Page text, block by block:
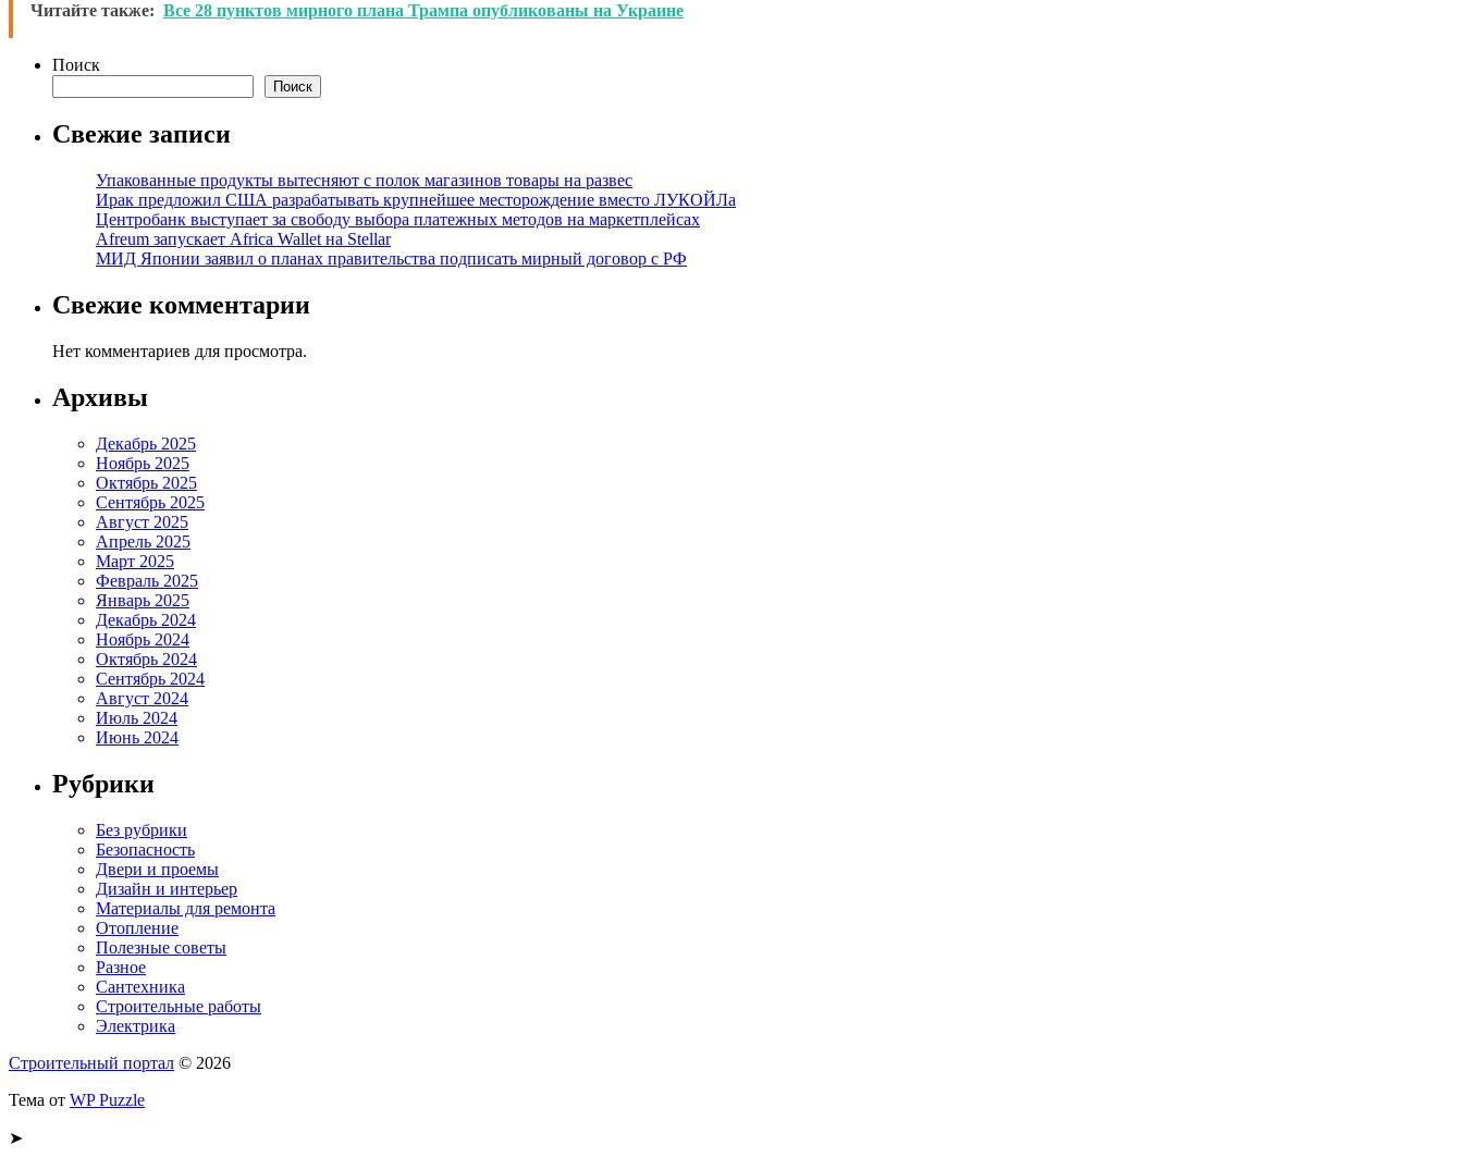
Читайте также: Все 28 пунктов мирного плана Трампа опубликованы на Украине
Поиск
Поиск
Свежие записи
Упакованные продукты вытесняют с полок магазинов товары на развес
Ирак предложил США разрабатывать крупнейшее месторождение вместо ЛУКОЙЛа
Центробанк выступает за свободу выбора платежных методов на маркетплейсах
Afreum запускает Africa Wallet на Stellar
МИД Японии заявил о планах правительства подписать мирный договор с РФ
Свежие комментарии
Нет комментариев для просмотра.
Архивы
Декабрь 2025
Ноябрь 2025
Октябрь 2025
Сентябрь 2025
Август 2025
Апрель 2025
Март 2025
Февраль 2025
Январь 2025
Декабрь 2024
Ноябрь 2024
Октябрь 2024
Сентябрь 2024
Август 2024
Июль 2024
Июнь 2024
Рубрики
Без рубрики
Безопасность
Двери и проемы
Дизайн и интерьер
Материалы для ремонта
Отопление
Полезные советы
Разное
Сантехника
Строительные работы
Электрика
Строительный портал © 2026
Тема от WP Puzzle
➤